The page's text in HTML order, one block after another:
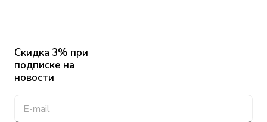
Скидка 3% при
подписке на
новости